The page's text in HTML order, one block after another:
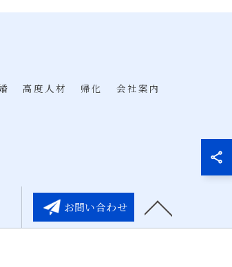
お問い合わせ
高度人材 帰化
会社案内